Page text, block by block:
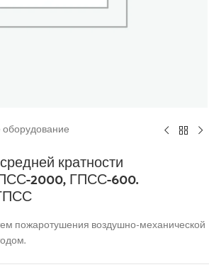
кратности
2000, ГПСС-600.
пожаротушения воздушно-механической